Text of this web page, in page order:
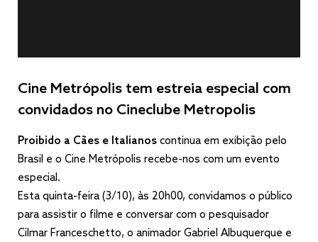
Cine Metrópolis tem estreia especial com
convidados no Cineclube Metropolis
Proibido a Cães e Italianos continua em exibição pelo
Brasil e o Cine Metrópolis recebe-nos com um evento
especial.
Esta quinta-feira (3/10), às 20h00, convidamos o público
para assistir o filme e conversar com o pesquisador
Cilmar Franceschetto, o animador Gabriel Albuquerque e